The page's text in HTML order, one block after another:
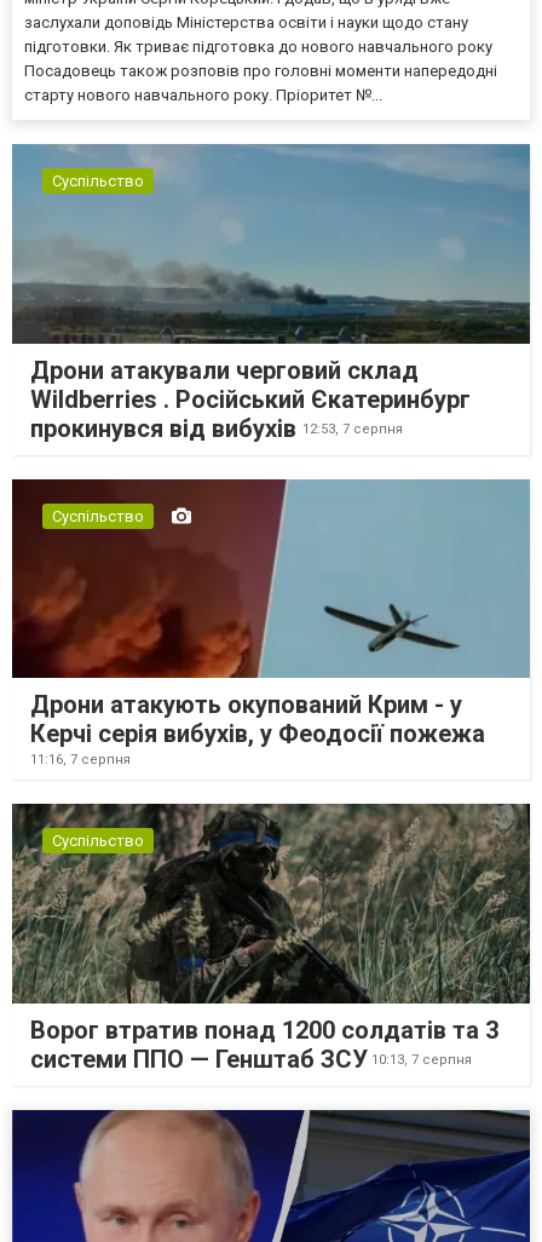
заслухали доповідь Міністерства освіти і науки щодо стану
підготовки. Як триває підготовка до нового навчального року
Посадовець також розповів про головні моменти напередодні
старту нового навчального року. Пріоритет №...
Суспільство
Дрони атакували черговий склад
Wildberries . Російський Єкатеринбург
прокинувся від вибухів 12:53, 7 серпня
Суспільство
Дрони атакують окупований Крим - у
Керчі серія вибухів, у Феодосії пожежа
11:16, 7 серпня
Суспільство
Ворог втратив понад 1200 солдатів та 3
системи ППО — Генштаб ЗСУ 10:13, 7 серпня